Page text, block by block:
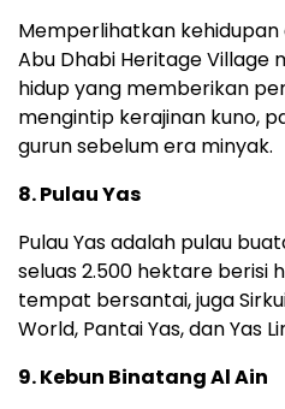
Memperlihatkan
Abu Dhabi Heritage Village
hidup yang memberikan
mengintip kerajinan kuno,
gurun sebelum era minyak.
8. Pulau Yas
Pulau Yas adalah pulau
seluas 2.500 hektare berisi
tempat bersantai, juga
World, Pantai Yas, dan Yas
9. Kebun Binatang Al Ain